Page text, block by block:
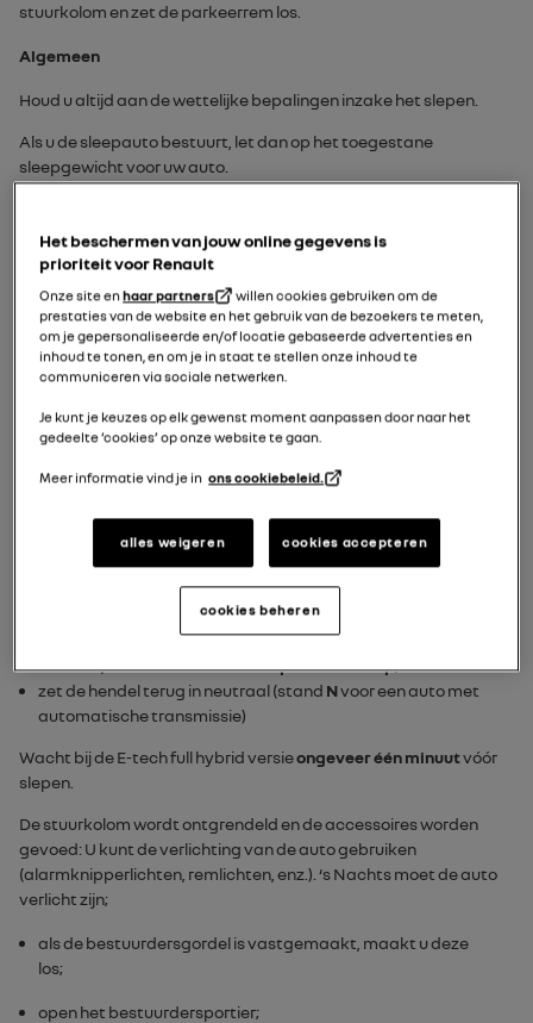
stuurkolom en zet de parkeerrem los.
Algemeen
Houd u altijd aan de wettelijke bepalingen inzake het slepen.
Als u de sleepauto bestuurt, let dan op het toegestane
sleepgewicht voor uw auto.
Houd u aan de volgende instructies:
steek de sleutel in het contact en zet deze in stand "
of druk, afhankelijk van de auto, met de kaart in het
interieur, circatwee seconden op de startknop;
zet de hendel terug in neutraal (stand Nvoor een auto met
automatische transmissie)
Wacht bij deE-tech full hybridversieongeveer één minuutvóór
slepen.
De stuurkolom wordt ontgrendeld en de accessoires worden
gevoed: U kunt de verlichting van de auto gebruiken
(alarmknipperlichten, remlichten, enz.). ‘s Nachts moet de auto
verlicht zijn;
als de bestuurdersgordel is vastgemaakt, maakt u deze
los;
open het bestuurdersportier;
Het beschermen van jouw online gegevens is
prioriteit voor Renault
Onze site enhaar partners
willen cookies gebruiken om de
prestaties van de website en het gebruik van de bezoekers te meten,
om je gepersonaliseerde en/of locatie gebaseerde advertenties en
inhoud te tonen, en om je in staat te stellen onze inhoud te
communiceren via sociale netwerken.
Je kunt je keuzes op elk gewenst moment aanpassen door naar het
gedeelte ‘cookies’ op onze website te gaan.
Meer informatie vind je in ons cookiebeleid.
alles weigeren cookies accepteren
cookies beheren